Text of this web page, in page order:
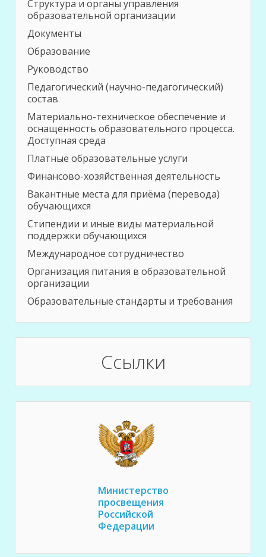
Структура и органы управления
образовательной организации
Документы
Образование
Руководство
Педагогический (научно-педагогический)
состав
Материально-техническое обеспечение и
оснащенность образовательного процесса.
Доступная среда
Платные образовательные услуги
Финансово-хозяйственная деятельность
Вакантные места для приёма (перевода)
обучающихся
Стипендии и иные виды материальной
поддержки обучающихся
Международное сотрудничество
Организация питания в образовательной
организации
Образовательные стандарты и требования
Ссылки
Министерство
просвещения
Российской
Федерации